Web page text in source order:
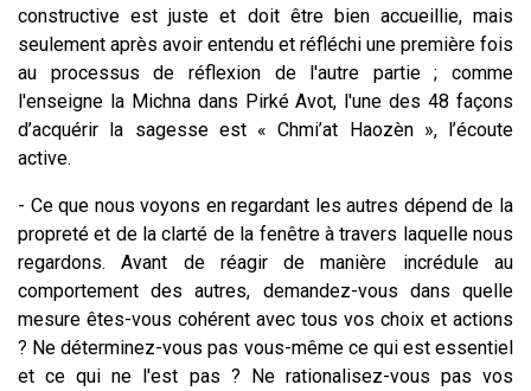
constructive est juste et doit être bien accueillie, mais
seulement après avoir entendu et réfléchi une première fois
au processus de réflexion de l'autre partie ; comme
l'enseigne la Michna dans Pirké Avot, l'une des 48 façons
d’acquérir la sagesse est « Chmi’at Haozèn », l’écoute
active.
- Ce que nous voyons en regardant les autres dépend de la
propreté et de la clarté de la fenêtre à travers laquelle nous
regardons. Avant de réagir de manière incrédule au
comportement des autres, demandez-vous dans quelle
mesure êtes-vous cohérent avec tous vos choix et actions
? Ne déterminez-vous pas vous-même ce qui est essentiel
et ce qui ne l'est pas ? Ne rationalisez-vous pas vos